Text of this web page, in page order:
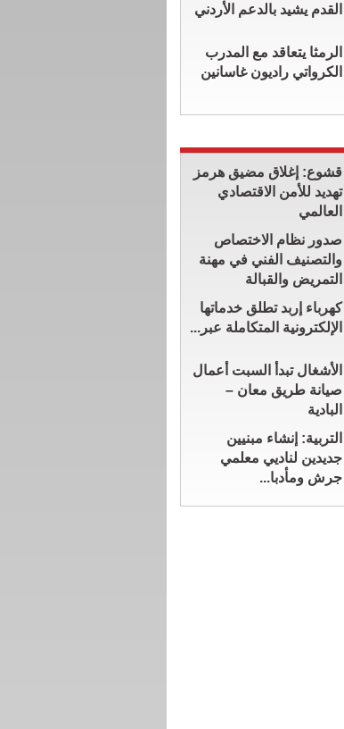
القدم يشيد بالدعم الأردني
الرمثا يتعاقد مع المدرب
الكرواتي راديون غاسانين
قشوع: إغلاق مضيق هرمز
تهديد للأمن الاقتصادي
العالمي
صدور نظام الاختصاص
والتصنيف الفني في مهنة
التمريض والقبالة
كهرباء إربد تطلق خدماتها
الإلكترونية المتكاملة عبر...
الأشغال تبدأ السبت أعمال
صيانة طريق معان –
البادية
التربية: إنشاء مبنيين
جديدين لناديي معلمي
جرش ومأدبا...